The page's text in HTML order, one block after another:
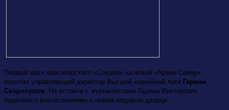
Первый матч красноярского «Сокола» на новой «Арене Север»
посетил управляющий директор Высшей хоккейной лиги Герман
Скоропупов . На встрече с журналистами Герман Викторович
поделился впечатлениями о новом ледовом дворце: